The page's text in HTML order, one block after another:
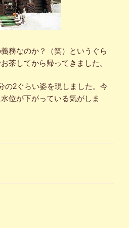
務なのか？（笑）というぐら
茶してから帰ってきました。
2ぐらい姿を現しました。今
位が下がっている気がしま